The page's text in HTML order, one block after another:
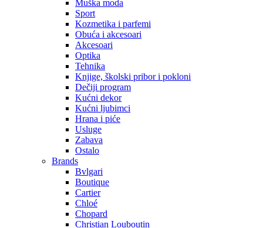
Muška moda
Sport
Kozmetika i parfemi
Obuća i akcesoari
Akcesoari
Optika
Tehnika
Knjige, školski pribor i pokloni
Dečiji program
Kućni dekor
Kućni ljubimci
Hrana i piće
Usluge
Zabava
Ostalo
Brands
Bvlgari
Boutique
Cartier
Chloé
Chopard
Christian Louboutin